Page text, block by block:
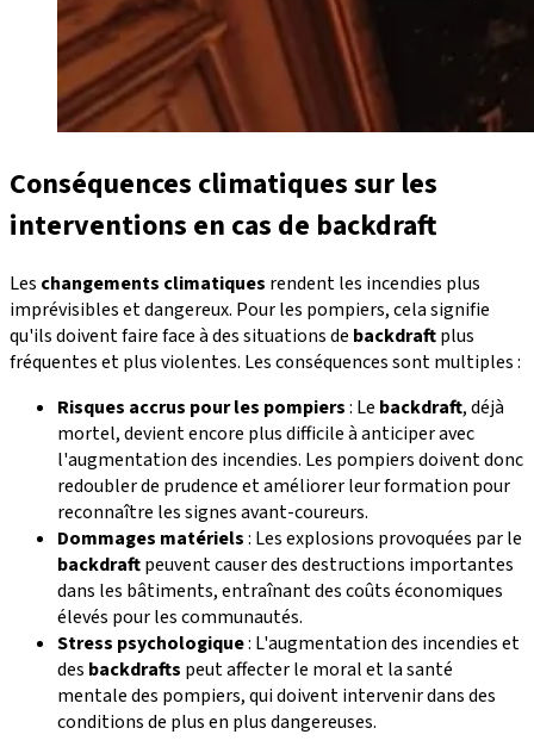
Conséquences climatiques sur les
interventions en cas de backdraft
Les changements climatiques rendent les incendies plus
imprévisibles et dangereux. Pour les pompiers, cela signifie
qu'ils doivent faire face à des situations de backdraftplus
fréquentes et plus violentes. Les conséquences sont multiples :
Risques accrus pour les pompiers: Le backdraft, déjà
mortel, devient encore plus difficile à anticiper avec
l'augmentation des incendies. Les pompiers doivent donc
redoubler de prudence et améliorer leur formation pour
reconnaître les signes avant-coureurs.
Dommages matériels: Les explosions provoquées par le
backdraftpeuvent causer des destructions importantes
dans les bâtiments, entraînant des coûts économiques
élevés pour les communautés.
Stress psychologique: L'augmentation des incendies et
des backdrafts peut affecter le moral et la santé
mentale des pompiers, qui doivent intervenir dans des
conditions de plus en plus dangereuses.